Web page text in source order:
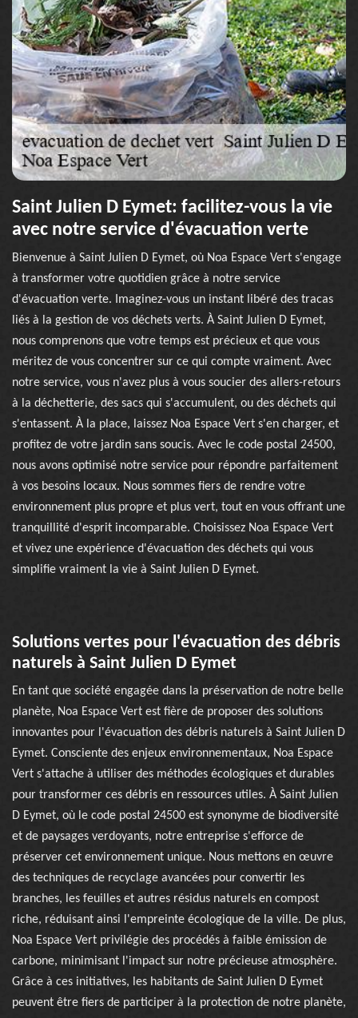
Saint Julien D Eymet: facilitez-vous la vie
avec notre service d'évacuation verte
Bienvenue à Saint Julien D Eymet, où Noa Espace Vert s'engage
à transformer votre quotidien grâce à notre service
d'évacuation verte. Imaginez-vous un instant libéré des tracas
liés à la gestion de vos déchets verts. À Saint Julien D Eymet,
nous comprenons que votre temps est précieux et que vous
méritez de vous concentrer sur ce qui compte vraiment. Avec
notre service, vous n'avez plus à vous soucier des allers-retours
à la déchetterie, des sacs qui s'accumulent, ou des déchets qui
s'entassent. À la place, laissez Noa Espace Vert s'en charger, et
profitez de votre jardin sans soucis. Avec le code postal 24500,
nous avons optimisé notre service pour répondre parfaitement
à vos besoins locaux. Nous sommes fiers de rendre votre
environnement plus propre et plus vert, tout en vous offrant une
tranquillité d'esprit incomparable. Choisissez Noa Espace Vert
et vivez une expérience d'évacuation des déchets qui vous
simplifie vraiment la vie à Saint Julien D Eymet.
Solutions vertes pour l'évacuation des débris
naturels à Saint Julien D Eymet
En tant que société engagée dans la préservation de notre belle
planète, Noa Espace Vert est fière de proposer des solutions
innovantes pour l'évacuation des débris naturels à Saint Julien D
Eymet. Consciente des enjeux environnementaux, Noa Espace
Vert s'attache à utiliser des méthodes écologiques et durables
pour transformer ces débris en ressources utiles. À Saint Julien
D Eymet, où le code postal 24500 est synonyme de biodiversité
et de paysages verdoyants, notre entreprise s'efforce de
préserver cet environnement unique. Nous mettons en œuvre
des techniques de recyclage avancées pour convertir les
branches, les feuilles et autres résidus naturels en compost
riche, réduisant ainsi l'empreinte écologique de la ville. De plus,
Noa Espace Vert privilégie des procédés à faible émission de
carbone, minimisant l'impact sur notre précieuse atmosphère.
Grâce à ces initiatives, les habitants de Saint Julien D Eymet
peuvent être fiers de participer à la protection de notre planète,